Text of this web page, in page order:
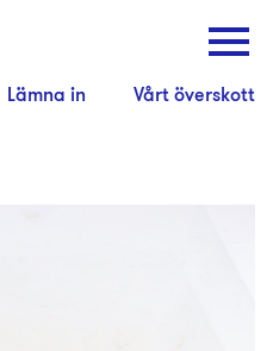
Lämna in Vårt överskott